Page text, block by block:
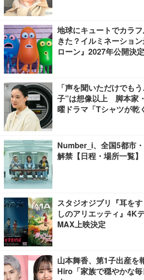
地球にキュートでカラ
きた？イルミネーショ
ローン』2027年公開決定
「声を聞いただけでも
子”は想像以上 脚本家
曜ドラマ「Tシャツが乾
Number_i、全国5都市
解禁【日程・場所一覧】
スタジオジブリ『耳を
しのアリエッティ』4K
MAX上映決定
山本舞香、第1子出産を
Hiro「家族で穏やかな